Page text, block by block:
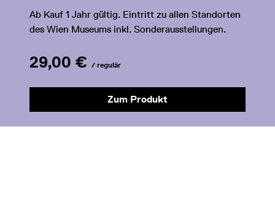
Ab Kauf 1 Jahr gültig. Eintritt zu allen Standorten
des Wien Museums inkl. Sonderausstellungen.
29,00 € / regulär
Zum Produkt